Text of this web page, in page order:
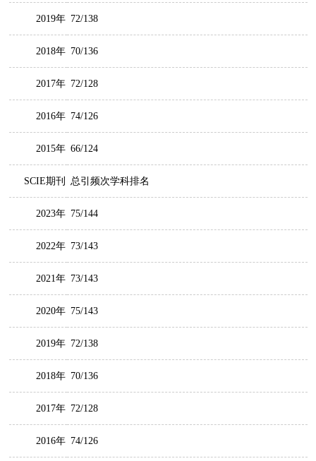
2019年 72/138
2018年 70/136
2017年 72/128
2016年 74/126
2015年 66/124
SCIE期刊 总引频次学科排名
2023年 75/144
2022年 73/143
2021年 73/143
2020年 75/143
2019年 72/138
2018年 70/136
2017年 72/128
2016年 74/126